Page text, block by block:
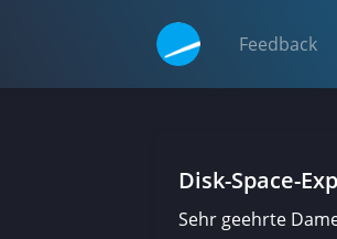
Feedback
Disk-Space-
Sehr geehrte